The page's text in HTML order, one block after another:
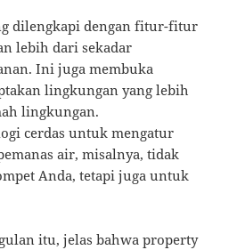
dilengkapi dengan fitur-fitur
lebih dari sekadar
Ini juga membuka
lingkungan yang lebih
lingkungan.
cerdas untuk mengatur
air, misalnya, tidak
Anda, tetapi juga untuk
itu, jelas bahwa property